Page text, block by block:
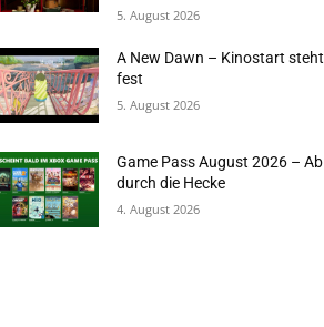
5. August 2026
A New Dawn – Kinostart steht
fest
5. August 2026
Game Pass August 2026 – Ab
durch die Hecke
4. August 2026